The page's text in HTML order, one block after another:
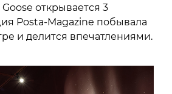
открывается 3
Posta-Magazine побывала
и делится впечатлениями.